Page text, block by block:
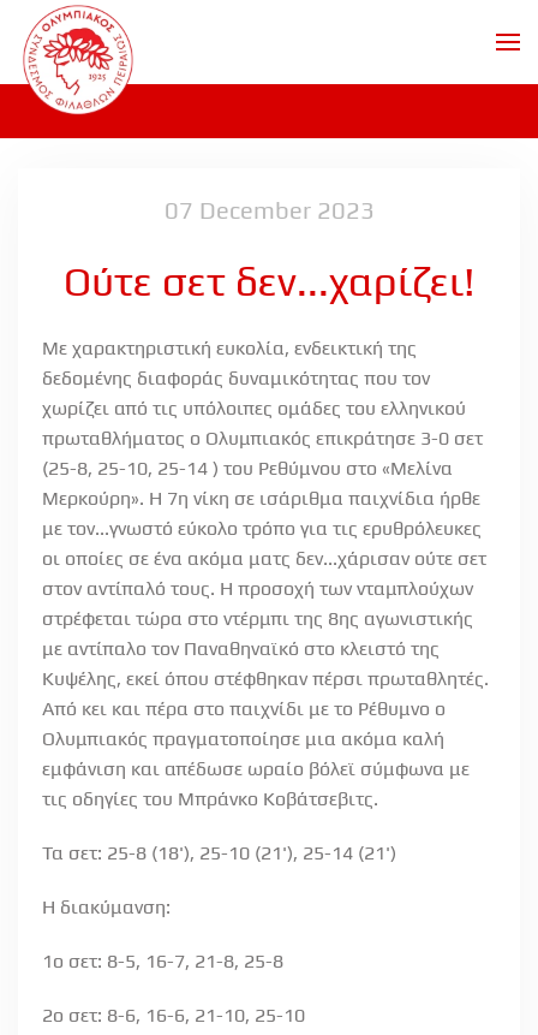
Skip to main content
07 December 2023
Ούτε σετ δεν...χαρίζει!
Με χαρακτηριστική ευκολία, ενδεικτική της
δεδομένης διαφοράς δυναμικότητας που τον
χωρίζει από τις υπόλοιπες ομάδες του ελληνικού
πρωταθλήματος ο Ολυμπιακός επικράτησε 3-0 σετ
(25-8, 25-10, 25-14 ) του Ρεθύμνου στο «Μελίνα
Μερκούρη». Η 7η νίκη σε ισάριθμα παιχνίδια ήρθε
με τον...γνωστό εύκολο τρόπο για τις ερυθρόλευκες
οι οποίες σε ένα ακόμα ματς δεν...χάρισαν ούτε σετ
στον αντίπαλό τους. H προσοχή των νταμπλούχων
στρέφεται τώρα στο ντέρμπι της 8ης αγωνιστικής
με αντίπαλο τον Παναθηναϊκό στο κλειστό της
Κυψέλης, εκεί όπου στέφθηκαν πέρσι πρωταθλητές.
Από κει και πέρα στο παιχνίδι με το Ρέθυμνο ο
Ολυμπιακός πραγματοποίησε μια ακόμα καλή
εμφάνιση και απέδωσε ωραίο βόλεϊ σύμφωνα με
τις οδηγίες του Μπράνκο Κοβάτσεβιτς.
Τα σετ: 25-8 (18'), 25-10 (21'), 25-14 (21')
Η διακύμανση:
1ο σετ: 8-5, 16-7, 21-8, 25-8
2ο σετ: 8-6, 16-6, 21-10, 25-10